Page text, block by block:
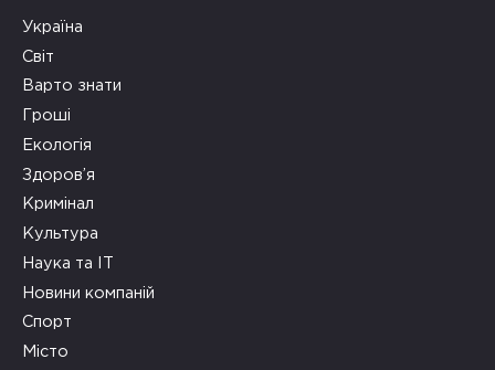
Україна
Світ
Варто знати
Гроші
Екологія
Здоров’я
Кримінал
Культура
Наука та ІТ
Новини компаній
Спорт
Місто